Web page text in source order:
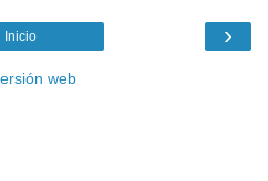
›
Inicio
web